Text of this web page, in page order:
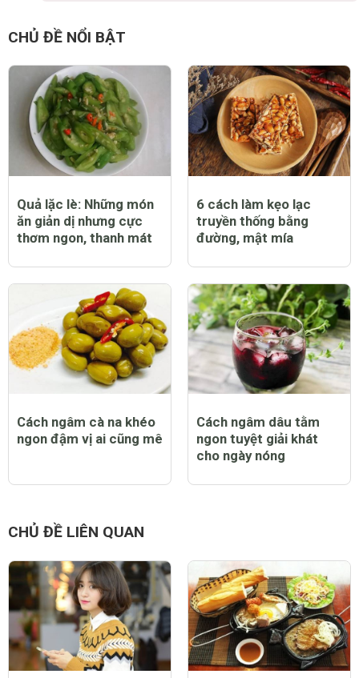
CHỦ ĐỀ NỔI BẬT
Quả lặc lè: Những món
ăn giản dị nhưng cực
thơm ngon, thanh mát
6 cách làm kẹo lạc
truyền thống bằng
đường, mật mía
Cách ngâm cà na khéo
ngon đậm vị ai cũng mê
Cách ngâm dâu tằm
ngon tuyệt giải khát
cho ngày nóng
CHỦ ĐỀ LIÊN QUAN